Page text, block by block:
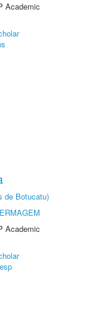
Academic
de Botucatu)
Academic